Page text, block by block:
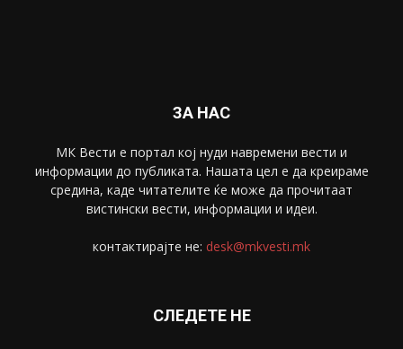
ЗА НАС
МК Вести е портал коj нуди навремени вести и
информации до публиката. Нашата цел е да креираме
средина, каде читателите ќе може да прочитаат
вистински вести, информации и идеи.
контактирајте не: desk@mkvesti.mk
СЛЕДЕТЕ НЕ